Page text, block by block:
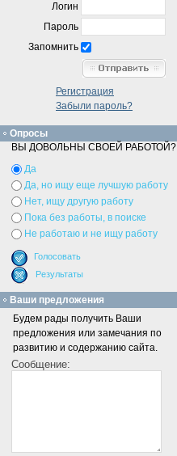
Логин
Пароль
Запомнить
Регистрация
Забыли пароль?
Опросы
ВЫ ДОВОЛЬНЫ СВОЕЙ РАБОТОЙ?
Да
Да, но ищу еще лучшую работу
Нет, ищу другую работу
Пока без работы, в поиске
Не работаю и не ищу работу
Ваши предложения
Будем рады получить Ваши
предложения или замечания по
развитию и содержанию сайта.
Сообщение: